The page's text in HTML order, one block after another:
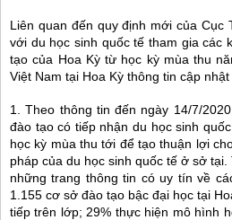
Liên quan đến quy định mới của
với du học sinh quốc tế tham gia các
tạo của Hoa Kỳ từ học kỳ mùa thu
Việt Nam tại Hoa Kỳ thông tin cập
1. Theo thông tin đến ngày 14/7/
đào tạo có tiếp nhận du học sinh
học kỳ mùa thu tới để tạo thuận lợi
pháp của du học sinh quốc tế ở sở
những trang thông tin có uy tín về
1.155 cơ sở đào tạo bậc đại học tại
tiếp trên lớp; 29% thực hiện mô hình